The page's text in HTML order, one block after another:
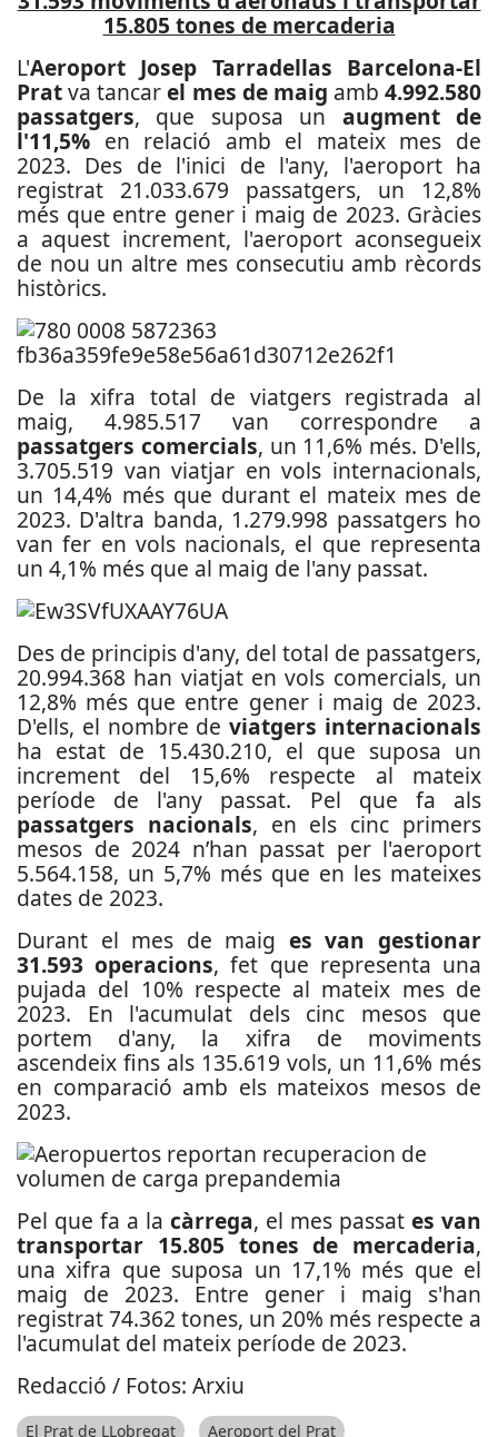
15.805 tones de mercaderia
L'Aeroport Josep Tarradellas Barcelona-El
Pratva tancarel mes de maig amb 4.992.580
passatgers, que suposa un augment de
l'11,5% en relació amb el mateix mes de
2023. Des de l'inici de l'any, l'aeroport ha
registrat 21.033.679 passatgers, un 12,8%
més que entre gener i maig de 2023. Gràcies
a aquest increment, l'aeroport aconsegueix
de nou un altre mes consecutiu amb rècords
històrics.
De la xifra total de viatgers registrada al
maig, 4.985.517 van correspondre a
passatgers comercials, un 11,6% més. D'ells,
3.705.519 van viatjar en vols internacionals,
un 14,4% més que durant el mateix mes de
2023. D'altra banda, 1.279.998 passatgers ho
van fer en vols nacionals, el que representa
un 4,1% més que al maig de l'any passat.
Des de principis d'any, del total de passatgers,
20.994.368 han viatjat en vols comercials, un
12,8% més que entre gener i maig de 2023.
D'ells, el nombre deviatgers internacionals
ha estat de 15.430.210, el que suposa un
increment del 15,6% respecte al mateix
període de l'any passat. Pel que fa als
passatgers nacionals, en els cinc primers
mesos de 2024 n’han passat per l'aeroport
5.564.158, un 5,7% més que en les mateixes
dates de 2023.
Durant el mes de maig es van gestionar
31.593 operacions, fet que representa una
pujada del 10% respecte al mateix mes de
2023. En l'acumulat dels cinc mesos que
portem d'any, la xifra de moviments
ascendeix fins als 135.619 vols, un 11,6% més
en comparació amb els mateixos mesos de
2023.
Pel que fa a la càrrega, el mes passat es van
transportar 15.805 tones de mercaderia,
una xifra que suposa un 17,1% més que el
maig de 2023. Entre gener i maig s'han
registrat 74.362 tones, un 20% més respecte a
l'acumulat del mateix període de 2023.
Redacció / Fotos: Arxiu
El Prat de LLobregat Aeroport del Prat